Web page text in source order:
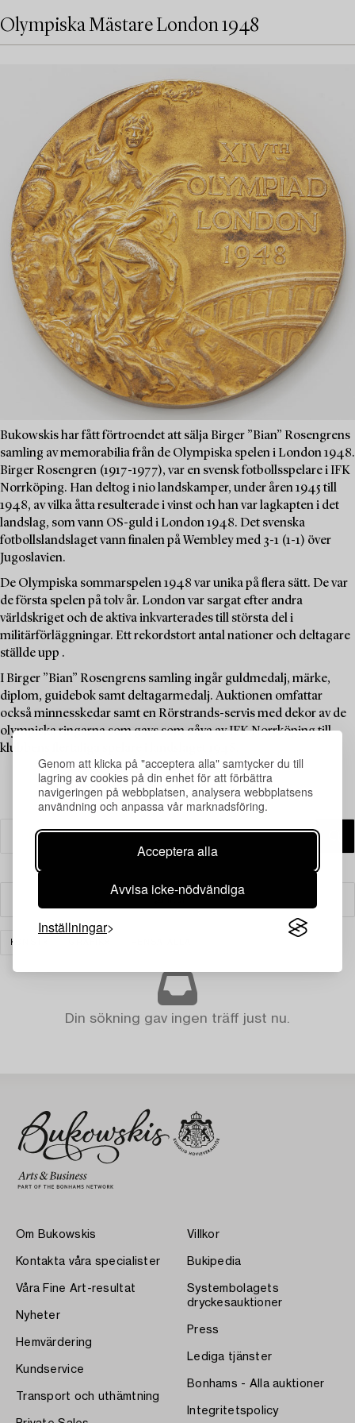
Genom att klicka på "acceptera alla" samtycker du till
lagring av cookies på din enhet för att förbättra
navigeringen på webbplatsen, analysera webbplatsens
användning och anpassa vår marknadsföring.
Acceptera alla
Avvisa icke-nödvändiga
Inställningar
Olympiska Mästare London 1948
Bukowskis har fått förtroendet att sälja Birger ”Bian” Rosengrens
samling av memorabilia från de Olympiska spelen i London 1948.
Birger Rosengren (1917-1977), var en svensk fotbollsspelare i IFK
Norrköping. Han deltog i nio landskamper, under åren 1945 till
1948, av vilka åtta resulterade i vinst och han var lagkapten i det
landslag, som vann OS-guld i London 1948. Det svenska
fotbollslandslaget vann finalen på Wembley med 3-1 (1-1) över
Jugoslavien.
De Olympiska sommarspelen 1948 var unika på flera sätt. De var
de första spelen på tolv år. London var sargat efter andra
världskriget och de aktiva inkvarterades till största del i
militärförläggningar. Ett rekordstort antal nationer och deltagare
ställde upp .
I Birger ”Bian” Rosengrens samling ingår guldmedalj, märke,
diplom, guidebok samt deltagarmedalj. Auktionen omfattar
också minnesskedar samt en Rörstrands-servis med dekor av de
olympiska ringarna som gavs som gåva av IFK Norrköping till
klubbens flertaliga spelare i landslaget 1948.
KONST
Din sökning gav ingen träff just nu.
Om Bukowskis
Kontakta våra specialister
Våra Fine Art-resultat
Nyheter
Hemvärdering
Kundservice
Transport och uthämtning
Villkor
Bukipedia
Systembolagets
dryckesauktioner
Press
Lediga tjänster
Bonhams - Alla auktioner
Integritetspolicy